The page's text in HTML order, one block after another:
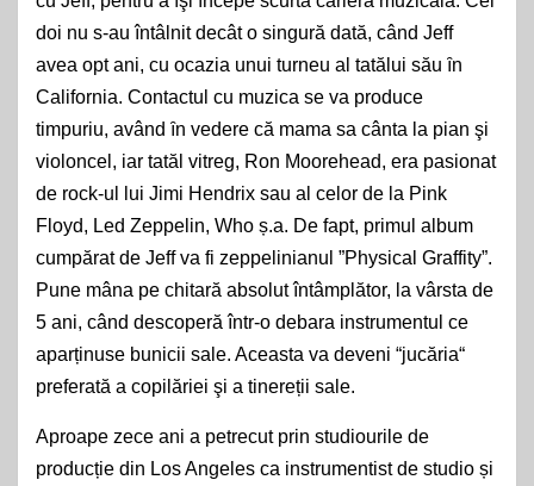
doi nu s-au întâlnit decât o singură dată, când Jeff
avea opt ani, cu ocazia unui turneu al tatălui său ȋn
California. Contactul cu muzica se va produce
timpuriu, având ȋn vedere că mama sa cânta la pian şi
violoncel, iar tatăl vitreg, Ron Moorehead, era pasionat
de rock-ul lui Jimi Hendrix sau al celor de la Pink
Floyd, Led Zeppelin, Who ș.a. De fapt, primul album
cumpărat de Jeff va fi zeppelinianul ”Physical Graffity”.
Pune mâna pe chitară absolut întâmplător, la vârsta de
5 ani, când descoperă într-o debara instrumentul ce
aparținuse bunicii sale. Aceasta va deveni “jucăria“
preferată a copilăriei şi a tinereții sale.
Aproape zece ani a petrecut prin studiourile de
producție din Los Angeles ca instrumentist de studio și